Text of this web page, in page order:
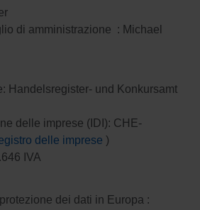
di amministrazione : Michael
Handelsregister- und Konkursamt
delle imprese (IDI): CHE-
delle imprese )
IVA
dei dati in Europa :